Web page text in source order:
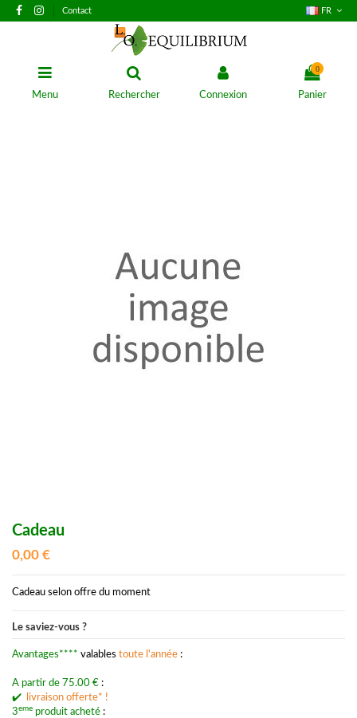
Contact FR
Menu Rechercher Connexion
0
Panier
Cadeau
0,00 €
Cadeau selon offre du moment
Le saviez-vous ?
Avantages**** valables toute l'année :
A partir de 75.00 € :
✔️
livraison offerte* !
3eme produit acheté :